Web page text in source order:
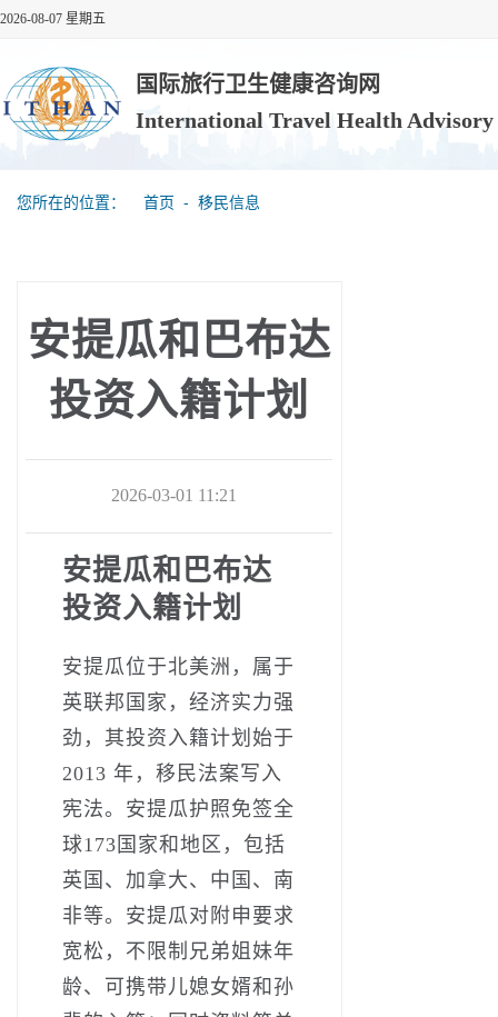
2026-08-07 星期五
国际旅行卫生健康咨询网
International Travel Health
您所在的位置： 首页 ‐ 移民信息
安提瓜和巴布达
投资入籍计划
2026-03-01 11:21
安提瓜和巴布达
投资入籍计划
安提瓜位于北美洲，属于
英联邦国家，经济实力强
劲，其投资入籍计划始于
2013 年，移民法案写入
宪法。安提瓜护照免签全
球173国家和地区，包括
英国、加拿大、中国、南
非等。安提瓜对附申要求
宽松，不限制兄弟姐妹年
龄、可携带儿媳女婿和孙